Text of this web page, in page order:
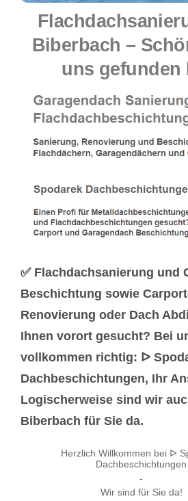
Biberbach –
uns gefunden
✅ Flachdachsanierung und
Beschichtung sowie
Renovierung oder Dach
Ihnen vorort gesucht? Bei
vollkommen richtig: ᐅ
Dachbeschichtungen, Ihr
Logischerweise sind wir
Biberbach für Sie da.
Herzlich Willkommen bei ᐅ
Dachbeschichtungen
-
Wir sind für Sie da!